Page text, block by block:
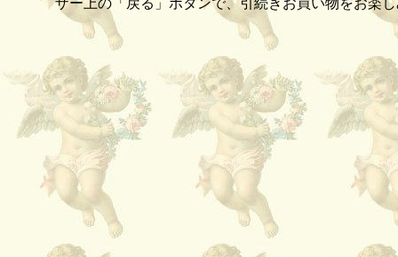
ザー上の「戻る」ボタンで、引続きお買い物をお楽